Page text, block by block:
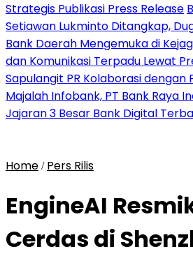
Strategis Publikasi Press Release
Setiawan Lukminto Ditangkap,
Bank Daerah Mengemuka di
dan Komunikasi Terpadu Lewat
Sapulangit PR Kolaborasi dengan
Majalah Infobank, PT Bank Raya
Jajaran 3 Besar Bank Digital
Home / Pers Rilis
EngineAI
Cerdas di